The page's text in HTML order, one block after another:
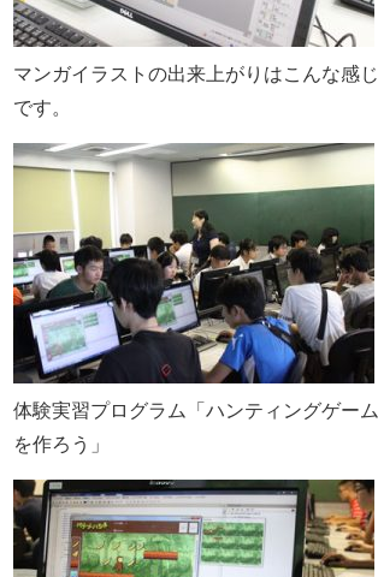
マンガイラストの出来上がりはこんな感じ
です。
体験実習プログラム「ハンティングゲーム
を作ろう」